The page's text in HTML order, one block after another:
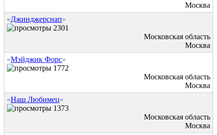
Москва
«Джинджерснап»
2301
Московская область
Москва
«Мэйджик Форс»
1772
Московская область
Москва
«Наш Любимец»
1373
Московская область
Москва